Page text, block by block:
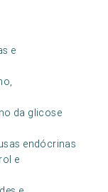
e
da glicose
endócrinas
e